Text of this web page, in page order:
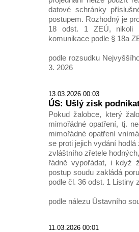
datové schránky
postupem. Rozhodný je
18 odst. 1 ZEÚ, nikoli
komunikace podle § 18a
podle rozsudku
3. 2026
13.03.2026 00:03
ÚS: Ušlý zisk
Pokud žalobce, který
mimořádné opatření, tj.
mimořádné opatření
se proti jejich vydání
zvláštního zřetele
řádně vypořádat, i když
postup soudu zakládá
podle čl. 36 odst. 1 Listiny
podle nálezu Ústavního
11.03.2026 00:01